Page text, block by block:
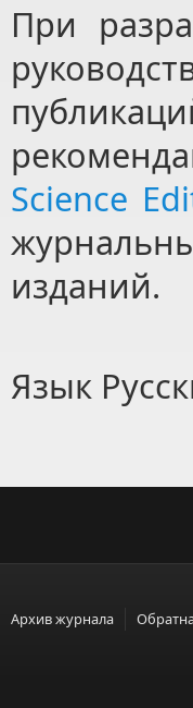
При
Science
изданий.
Язык
Архив журнала